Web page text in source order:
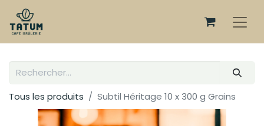
Tous les produits Subtil Héritage 10 x 300 g Grains